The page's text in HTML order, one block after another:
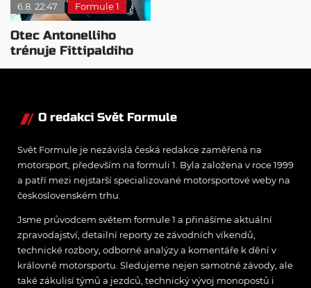
6.8. 22:47 Formule 1
Otec Antonelliho
trénuje Fittipaldiho
syna: Brazilec
O redakci Svět Formule
Svět Formule je nezávislá česká redakce zaměřená na
motorsport, především na formuli 1. Byla založena v roce 1999
a patří mezi nejstarší specializované motorsportové weby na
československém trhu.
Jsme průvodcem světem formule 1 a přinášíme aktuální
zpravodajství, detailní reporty ze závodních víkendů,
technické rozbory, odborné analýzy a komentáře k dění v
královně motorsportu. Sledujeme nejen samotné závody, ale
také zákulisí týmů a jezdců, technický vývoj monopostů i